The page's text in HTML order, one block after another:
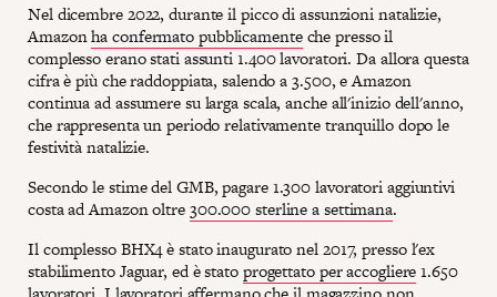
Nel dicembre 2022, durante il picco di assunzioni natalizie,
Amazonha confermato pubblicamenteche presso il
complesso erano stati assunti 1.400 lavoratori. Da allora questa
cifra è più che raddoppiata, salendo a 3.500, e Amazon
continua ad assumere su larga scala, anche all'inizio dell'anno,
che rappresenta un periodo relativamente tranquillo dopo le
festività natalizie.
Secondo le stime del GMB, pagare 1.300 lavoratori aggiuntivi
costa ad Amazon oltre300.000 sterline a settimana.
Il complesso BHX4 è stato inaugurato nel 2017, presso l'ex
stabilimento Jaguar, ed è statoprogettato per accogliere1.650